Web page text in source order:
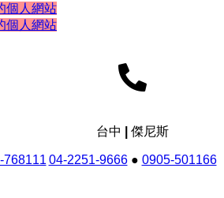
個人網站
個人網站
768111
台中 | 傑尼斯
04-2251-9666● 0905-501166